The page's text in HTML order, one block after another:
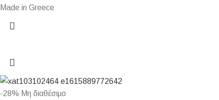
Made in Greece
-28% Μη διαθέσιμο